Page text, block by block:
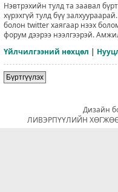
Нэвтрэхийн тулд та заавал
хүрэхгүй тулд бүү
болон twitter хаягаар нээх
форум дээрээ нээлгээрэй.
Үйлчилгээний нөхцөл |
Бүртгүүлэх
Дизайн
ЛИВЭРПҮҮЛИЙН